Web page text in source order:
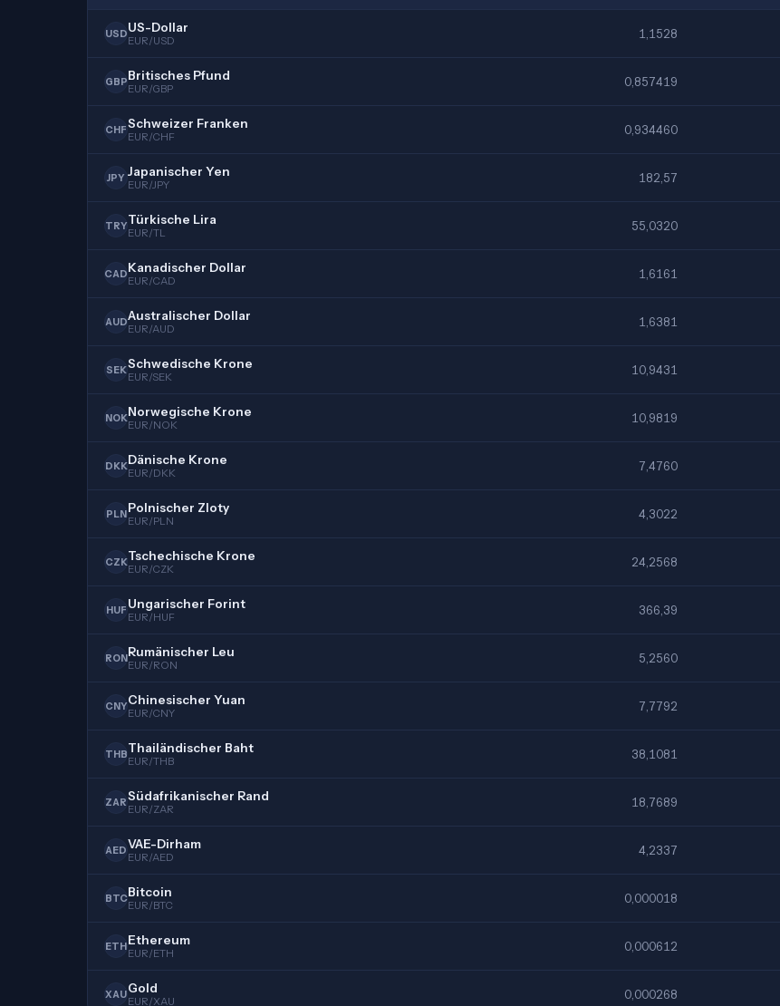
USDUS-Dollar
EUR/USD 1,1528
GBPBritisches Pfund
EUR/GBP 0,857419
CHFSchweizer Franken
EUR/CHF 0,934460
JPY Japanischer Yen
EUR/JPY 182,57
TRYTürkische Lira
EUR/TL 55,0320
CADKanadischer Dollar
EUR/CAD 1,6161
AUDAustralischer Dollar
EUR/AUD 1,6381
SEKSchwedische Krone
EUR/SEK 10,9431
NOKNorwegische Krone
EUR/NOK 10,9819
DKKDänische Krone
EUR/DKK 7,4760
PLNPolnischer Zloty
EUR/PLN 4,3022
CZKTschechische Krone
EUR/CZK 24,2568
HUF Ungarischer Forint
EUR/HUF 366,39
RONRumänischer Leu
EUR/RON 5,2560
CNYChinesischer Yuan
EUR/CNY 7,7792
THBThailändischer Baht
EUR/THB 38,1081
ZARSüdafrikanischer Rand
EUR/ZAR 18,7689
AEDVAE-Dirham
EUR/AED 4,2337
BTCBitcoin
EUR/BTC 0,000018
ETHEthereum
EUR/ETH 0,000612
XAUGold
EUR/XAU 0,000268